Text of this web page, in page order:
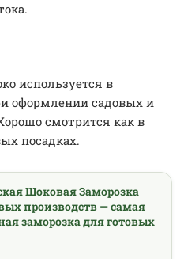
используется в
оформлении садовых и
смотрится как в
посадках.
Шоковая Заморозка
производств — самая
заморозка для готовых